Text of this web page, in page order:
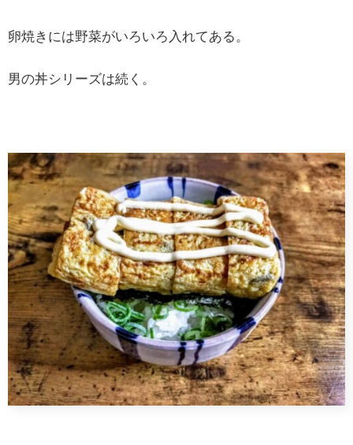
卵焼きには野菜がいろいろ入れてある。
男の丼シリーズは続く。